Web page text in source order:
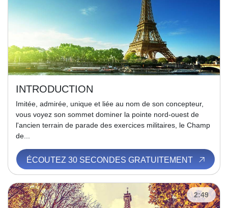
INTRODUCTION
Imitée, admirée, unique et liée au nom de son concepteur,
vous voyez son sommet dominer la pointe nord-ouest de
l'ancien terrain de parade des exercices militaires, le Champ
de...
ÉCOUTEZ 30 SECONDES GRATUITEMENT
2:49